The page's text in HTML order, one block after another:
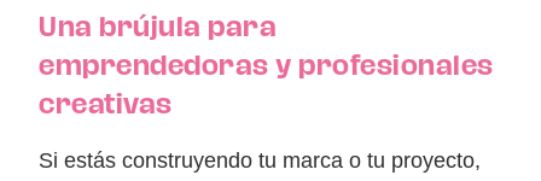
Una brújula para
emprendedoras y profesionales
creativas
Si estás construyendo tu marca o tu proyecto,